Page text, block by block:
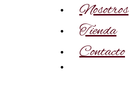
Nosotros
Tienda
Contacto